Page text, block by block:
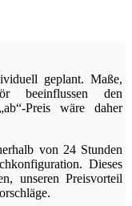
geplant. Maße,
beeinflussen den
Preis wäre daher
von 24 Stunden
Dieses
unseren Preisvorteil